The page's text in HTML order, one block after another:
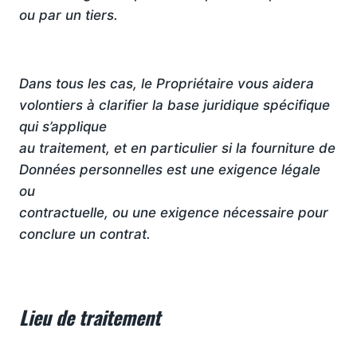
ou par un tiers.
Dans tous les cas, le Propriétaire vous aidera
volontiers à clarifier la base juridique spécifique
qui s’applique
au traitement, et en particulier si la fourniture de
Données personnelles est une exigence légale
ou
contractuelle, ou une exigence nécessaire pour
conclure un contrat.
Lieu de traitement